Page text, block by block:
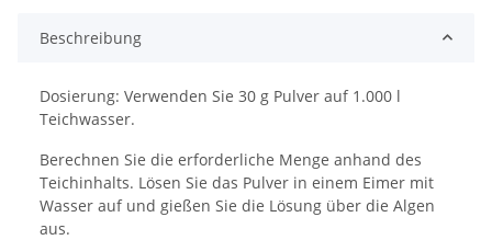
Beschreibung
Dosierung: Verwenden Sie 30 g Pulver auf 1.000 l
Teichwasser.
Berechnen Sie die erforderliche Menge anhand des
Teichinhalts. Lösen Sie das Pulver in einem Eimer mit
Wasser auf und gießen Sie die Lösung über die Algen
aus.